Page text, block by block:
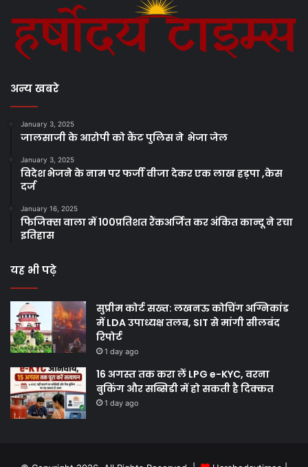
अन्य खबरे
January 3, 2025
जालसाजी के आरोपी को कैंट पुलिस ने भेजा जेल
January 3, 2025
विदेश भेजने के नाम पर फर्जी वीजा देकर एक लाख हड़पा ,केस
दर्ज
January 16, 2025
फिजिक्स वाला में 100प्रतिशत रैंकअर्जित कर अंकित कान्दू ने रचा
इतिहास
यह भी पढ़े
सुप्रीम कोर्ट सख्त: लखनऊ कोचिंग अग्निकांड
में LDA उपाध्यक्ष तलब, SIT से मांगी सीलबंद
रिपोर्ट
1 day ago
16 अगस्त तक करा लें LPG e-KYC, वरना
बुकिंग और सब्सिडी में हो सकती है दिक्कत
1 day ago